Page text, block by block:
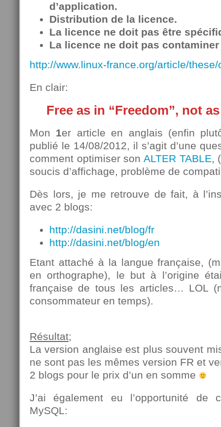
d’application.
Distribution de la licence.
La licence ne doit pas être
La licence ne doit pas
http://www.linux-france.org/article/
En clair:
Free as in “Freedom”, not
Mon 1er article en anglais (enfin
publié le 14/08/2012, il s’agit d’une
comment optimiser son ALTER TABLE,
soucis d’affichage, problème de
Dès lors, je me retrouve de fait, à
avec 2 blogs:
http://dasini.net/blog/fr
http://dasini.net/blog/en
Etant attaché à la langue française,
en orthographe), le but à l’origine
française de tous les articles… LOL
consommateur en temps).
Résultat;
La version anglaise est plus souvent
ne sont pas les mêmes version FR et
2 blogs pour le prix d’un en somme
J’ai également eu l’opportunité de
MySQL: